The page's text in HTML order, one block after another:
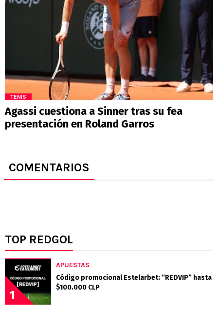
TENIS
Agassi cuestiona a Sinner tras su fea
presentación en Roland Garros
COMENTARIOS
TOP REDGOL
1
APUESTAS
Código promocional Estelarbet: “REDVIP” hasta
$100.000 CLP